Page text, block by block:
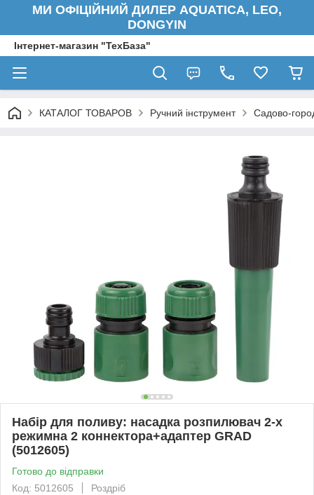
МИ ОФІЦІЙНИЙ ДИЛЕР AQUATICA, LEO,
DONGYIN
Інтернет-магазин "ТехБаза"
КАТАЛОГ ТОВАРОВ Ручний інструмент Садово-
Набір для поливу: насадка розпилювач 2-х
режимна 2 коннектора+адаптер GRAD
(5012605)
Готово до відправки
Код: 5012605
Роздріб